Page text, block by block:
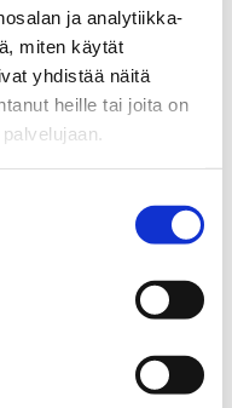
ja analytiikka-
miten käytät
yhdistää näitä
heille tai joita on